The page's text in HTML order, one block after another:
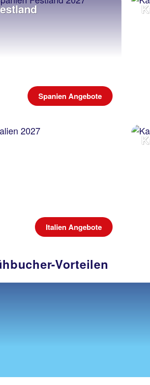
Spanien Angebote
Italien Angebote
Vorteilen